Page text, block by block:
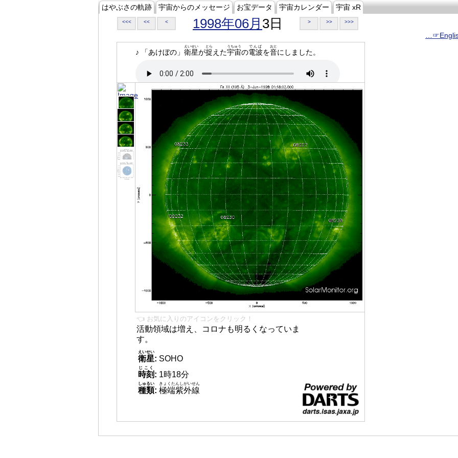
はやぶさの軌跡 宇宙からのメッセージ お宝データ 宇宙カレンダー 宇宙 xR
<<< << < 1998年06月 3日 > >> >>>
♪ 「あけぼの」 衛星
えいせい
が捉
とら
えた宇宙
うちゅう
の電波
でんぱ
を音
おと
にしました。
👈 お気に入りのアイコンをクリック！
活動領域は増え、コロナも明るくなっていま
す。
衛星
えいせい
: SOHO
時刻
じこく
: 1時18分
種類
しゅるい
: 極端紫外線
きょくたんしがいせん